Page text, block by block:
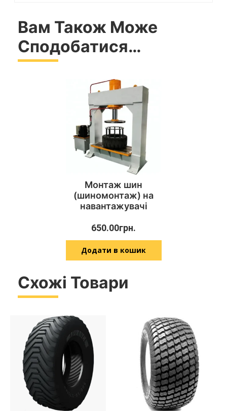
Вам Також Може
Сподобатися…
Монтаж шин
(шиномонтаж) на
навантажувачі
650.00грн.
Додати в кошик
Схожі Товари